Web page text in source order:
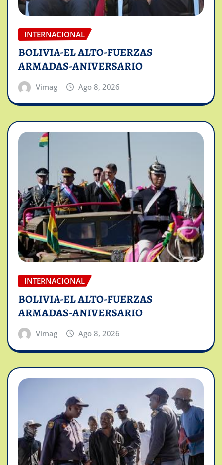
INTERNACIONAL
BOLIVIA-EL ALTO-FUERZAS
ARMADAS-ANIVERSARIO
Vimag Ago 8, 2026
INTERNACIONAL
BOLIVIA-EL ALTO-FUERZAS
ARMADAS-ANIVERSARIO
Vimag Ago 8, 2026